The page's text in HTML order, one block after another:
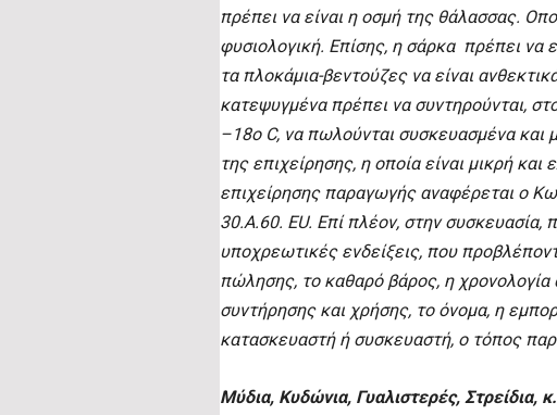
πρέπει να είναι η οσμή της θάλασσας.
φυσιολογική. Επίσης, η σάρκα πρέπει να
τα πλοκάμια-βεντούζες να είναι
κατεψυγμένα πρέπει να συντηρούνται,
–18o C, να πωλούνται συσκευασμένα και
της επιχείρησης, η οποία είναι μικρή
επιχείρησης παραγωγής αναφέρεται ο
30.A.60. EU. Επί πλέον, στην συσκευασία,
υποχρεωτικές ενδείξεις, που
πώλησης, το καθαρό βάρος, η χρονολογία
συντήρησης και χρήσης, το όνομα, η
κατασκευαστή ή συσκευαστή, ο τόπος
Μύδια, Κυδώνια, Γυαλιστερές, Στρείδια,